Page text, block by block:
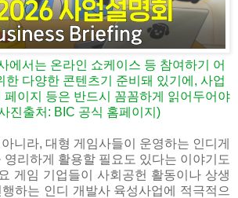
에서는 온라인 쇼케이스 등 참여하기 어
한 다양한 콘텐츠기 준비돼 있기에, 사업
페이지 등은 반드시 꼼꼼하게 읽어두어야
진출처: BIC 공식 홈페이지)
니라, 대형 게임사들이 운영하는 인디게
영리하게 활용할 필요도 있다는 이야기도
게임 기업들이 사회공헌 활동이나 상생
하는 인디 개발사 육성사업에 적극적으